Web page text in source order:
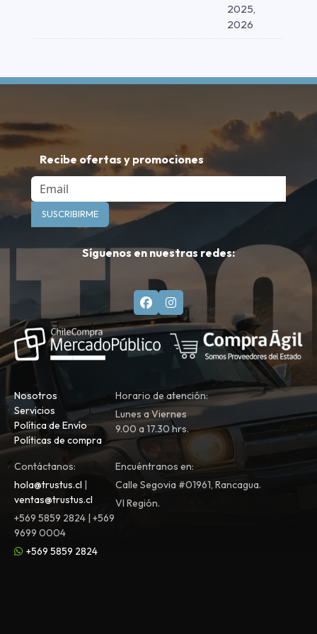
2025,
2026
Recibe ofertas y promociones
Email
SUSCRIBIRME
Síguenos en nuestras redes:
Nosotros
Servicios
Política de Envío
Políticas de compra
Horario de atención:
Lunes a Viernes
9.00 a 17.30 hrs.
Contáctanos:
hola@trustus.cl |
ventas@trustus.cl
+569 5859 2824 | +569
9699 0004
+569 5859 2824
Encuéntranos en:
Calle Segovia #01961, Rancagua.
VI Región.